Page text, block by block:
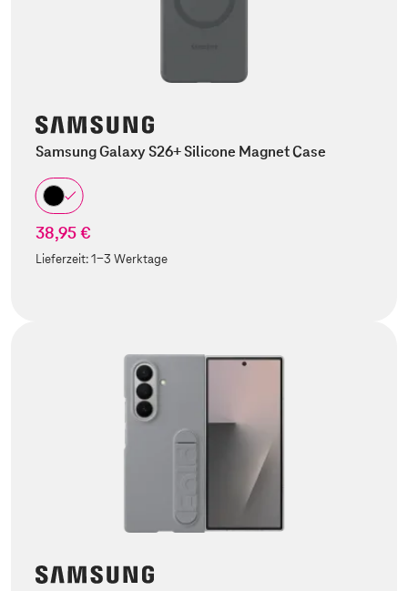
Samsung Galaxy S26+ Silicone Magnet Case
38,95 €
Lieferzeit:1-3 Werktage